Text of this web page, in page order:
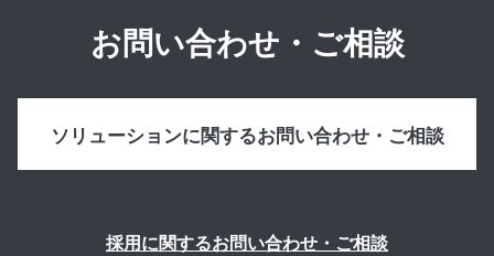
お問い合わせ・ご相談
ソリューションに関するお問い合わせ・ご相談
採用に関するお問い合わせ・ご相談